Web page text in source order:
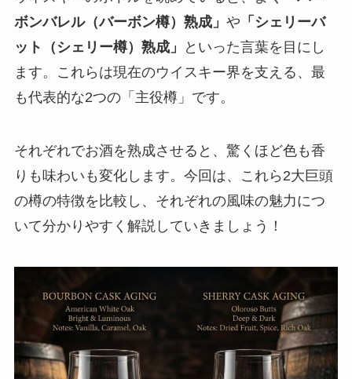
ボンバレル（バーボン樽）熟成」 や 「シェリーバ
ット（シェリー樽）熟成」
といった言葉を目にし
ます。これらは現在のウイスキー界を支える、最
も代表的な2つの「主役樽」です。
それぞれでお酒を熟成させると、驚くほど色も香
りも味わいも変化します。今回は、これら2大巨頭
の樽の特徴を比較し、それぞれの風味の魅力につ
いて分かりやすく解説していきましょう！